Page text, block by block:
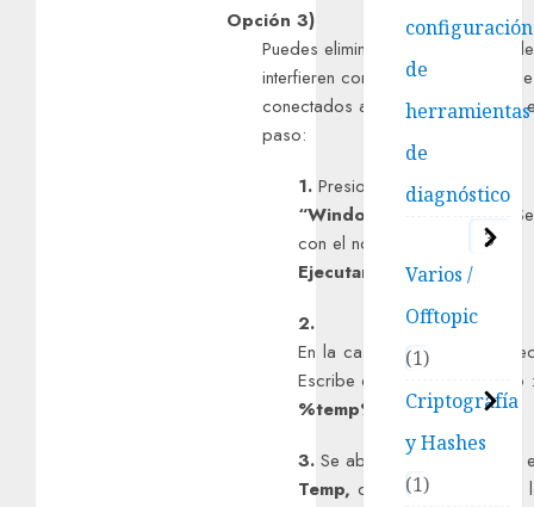
Opción 3)
Puedes eliminar archivos
interfieren con el funcionamiento
conectados a tu ordenador, para
paso:
1. Presiona las teclas
“Windows
” y la letra “
”,
con el nombre de
Ejecutar.
2.
En la casilla vacía que
Escribe el siguiente comando :
%temp%
3. Se abrirá una ventana con
Temp, debes eliminar todos
configuración
de
herramientas
de
diagnóstico
3
Varios /
Offtopic
1
Criptografía
y Hashes
1